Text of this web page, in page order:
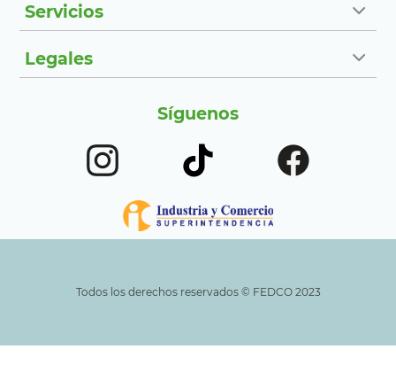
Servicios
Legales
Síguenos
Todos los derechos reservados ©️ FEDCO 2023